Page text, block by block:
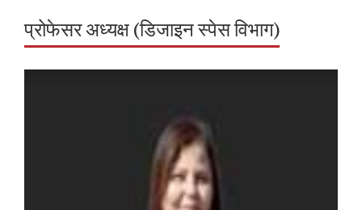
प्रोफेसर अध्यक्ष (डिजाइन स्‍पेस विभाग)